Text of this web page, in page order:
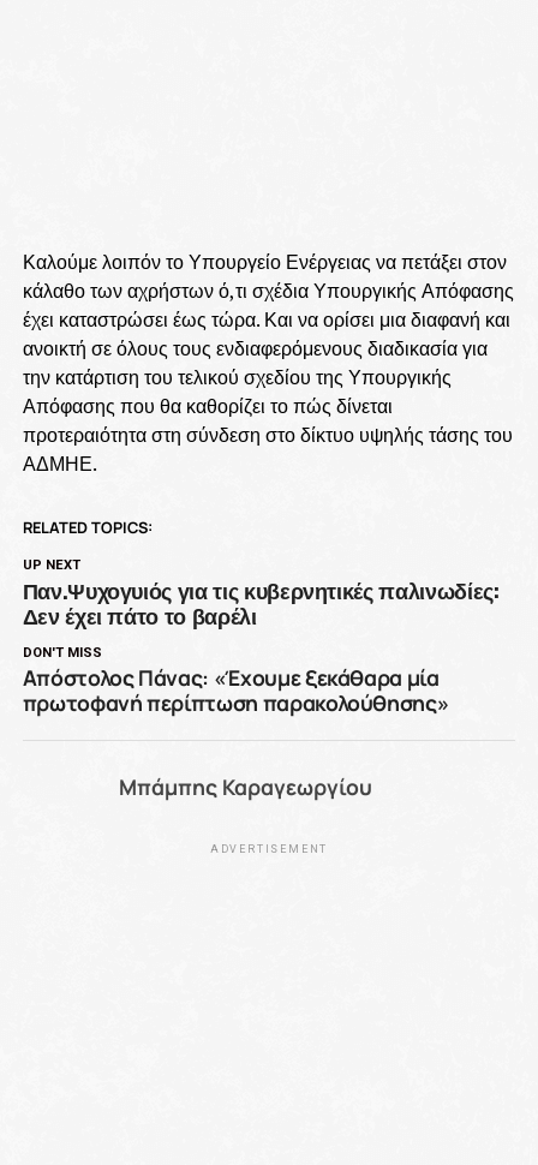
Καλούμε λοιπόν το Υπουργείο Ενέργειας να πετάξει στον
κάλαθο των αχρήστων ό,τι σχέδια Υπουργικής Απόφασης
έχει καταστρώσει έως τώρα. Και να ορίσει μια διαφανή και
ανοικτή σε όλους τους ενδιαφερόμενους διαδικασία για
την κατάρτιση του τελικού σχεδίου της Υπουργικής
Απόφασης που θα καθορίζει το πώς δίνεται
προτεραιότητα στη σύνδεση στο δίκτυο υψηλής τάσης του
ΑΔΜΗΕ.
RELATED TOPICS:
UP NEXT
Παν.Ψυχογυιός για τις κυβερνητικές παλινωδίες:
Δεν έχει πάτο το βαρέλι
DON'T MISS
Απόστολος Πάνας: «Έχουμε ξεκάθαρα μία
πρωτοφανή περίπτωση παρακολούθησης»
Μπάμπης Καραγεωργίου
ADVERTISEMENT